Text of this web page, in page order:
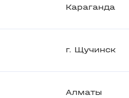
Караганда
г. Щучинск
Алматы